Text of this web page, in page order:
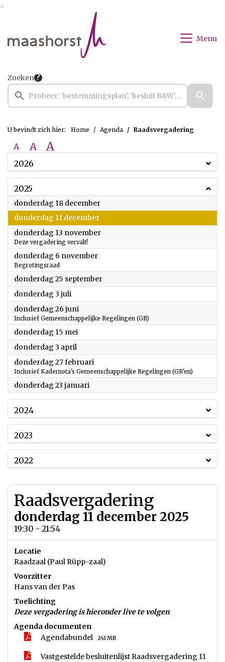
Ga naar de inhoud van deze pagina
Menu
Zoeken
U bevindt zich hier: Home Agenda Raadsvergadering
A A A
2026
2025
donderdag 18 december2025
donderdag 11 december2025
donderdag 13 november2025
Deze vergadering vervalt!
donderdag 6 november2025
Begrotingsraad
donderdag 25 september2025
donderdag 3 juli
donderdag 26 juni
Inclusief Gemeenschappelijke Regelingen (GR)
donderdag 15 mei
donderdag 3 april
donderdag 27 februari
Inclusief Kadernota's Gemeenschappelijke Regelingen (GR'en)
donderdag 23 januari
2024
2023
2022
Raadsvergadering
donderdag 11 december 2025
19:30 - 21:54
Locatie
Raadzaal (Paul Rüpp-zaal)
Voorzitter
Hans van der Pas
Toelichting
Deze vergadering is hieronder live te volgen
Agenda documenten
Agendabundel
241 MB
Vastgestelde besluitenlijst Raadsvergadering 11